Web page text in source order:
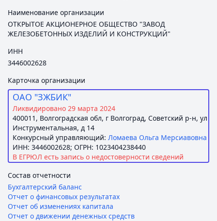
Наименование организации
ОТКРЫТОЕ АКЦИОНЕРНОЕ ОБЩЕСТВО "ЗАВОД
ЖЕЛЕЗОБЕТОННЫХ ИЗДЕЛИЙ И КОНСТРУКЦИЙ"
ИНН
3446002628
Карточка организации
ОАО "ЗЖБИК"
Ликвидировано 29 марта 2024
400011, Волгоградская обл, г Волгоград, Советский р-н, ул
Инструментальная, д 14
Конкурсный управляющий: Ломаева Ольга Мерсиавовна
ИНН: 3446002628; ОГРН: 1023404238440
В ЕГРЮЛ есть запись о недостоверности сведений
Состав отчетности
Бухгалтерский баланс
Отчет о финансовых результатах
Отчет об изменениях капитала
Отчет о движении денежных средств